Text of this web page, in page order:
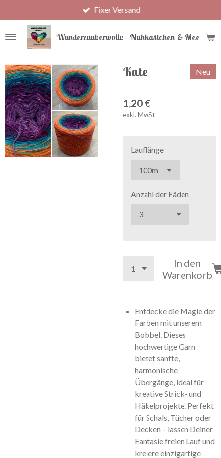
Hauptinhalt
springen
Wunderzauberwolle - Nähkästchen & Meer
Fixer Versand
Kate Neu
1,20 €
exkl. MwSt
Lauflänge
Anzahl der Fäden
In den
Warenkorb
Entdecke die Magie der
Farben mit unserem
Bobbel. Dieses
hochwertige Garn
bietet sanfte,
harmonische
Übergänge, ideal für
kreative Strick- und
Häkelprojekte. Perfekt
für Schals, Tücher oder
Decken – lassen Deiner
Fantasie freien Lauf und
kreiere einzigartige